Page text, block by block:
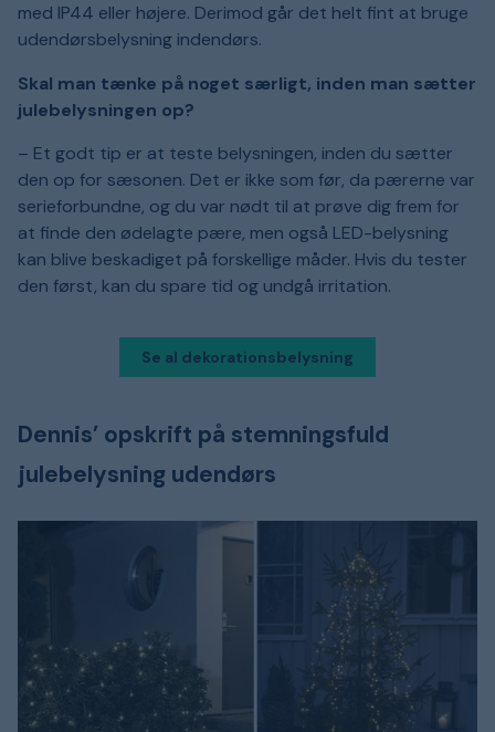
med IP44 eller højere. Derimod går det helt fint at bruge
udendørsbelysning indendørs.
Skal man tænke på noget særligt, inden man sætter
julebelysningen op?
– Et godt tip er at teste belysningen, inden du sætter
den op for sæsonen. Det er ikke som før, da pærerne var
serieforbundne, og du var nødt til at prøve dig frem for
at finde den ødelagte pære, men også LED-belysning
kan blive beskadiget på forskellige måder. Hvis du tester
den først, kan du spare tid og undgå irritation.
Se al dekorationsbelysning
Dennis’ opskrift på stemningsfuld
julebelysning udendørs